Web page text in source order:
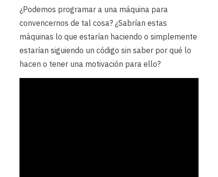
¿Podemos programar a una máquina para
convencernos de tal cosa? ¿Sabrían estas
máquinas lo que estarían haciendo o simplemente
estarían siguiendo un código sin saber por qué lo
hacen o tener una motivación para ello?